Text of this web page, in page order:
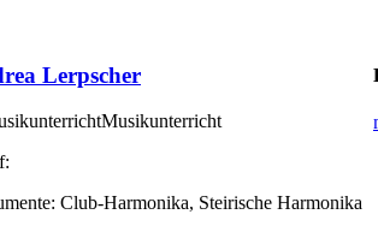
Lerpscher
Musikunterricht
Club-Harmonika, Steirische Harmonika